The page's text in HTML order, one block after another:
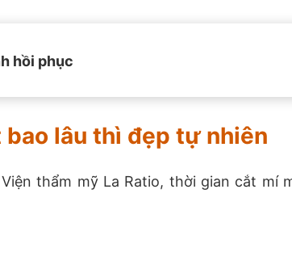
hồi phục
lâu thì đẹp tự nhiên
thẩm mỹ La Ratio, thời gian cắt mí